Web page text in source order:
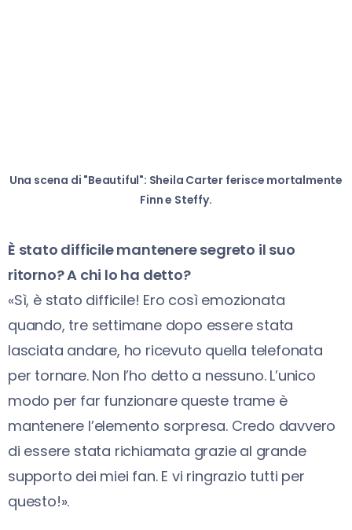
Una scena di "Beautiful": Sheila Carter ferisce mortalmente
Finn e Steffy.
È stato difficile mantenere segreto il suo
ritorno? A chi lo ha detto?
«Sì, è stato difficile! Ero così emozionata
quando, tre settimane dopo essere stata
lasciata andare, ho ricevuto quella telefonata
per tornare. Non l’ho detto a nessuno. L’unico
modo per far funzionare queste trame è
mantenere l’elemento sorpresa. Credo davvero
di essere stata richiamata grazie al grande
supporto dei miei fan. E vi ringrazio tutti per
questo!».